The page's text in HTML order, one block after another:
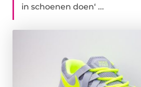
in schoenen doen‘ ...